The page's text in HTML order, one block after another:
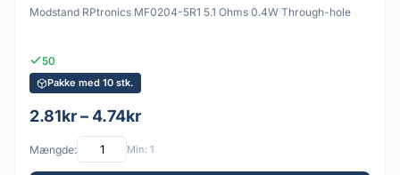
Modstand RPtronics MF0204-5R1 5.1 Ohms 0.4W Through-hole
50
Pakke med 10 stk.
2.81kr – 4.74kr
Mængde: Min: 1